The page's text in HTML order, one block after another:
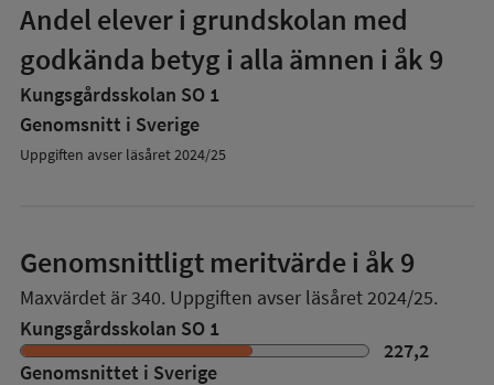
Andel elever i grundskolan med
godkända betyg i alla ämnen i åk 9
Kungsgårdsskolan SO 1
Genomsnitt i Sverige
Uppgiften avser läsåret 2024/25
Genomsnittligt meritvärde i åk 9
Maxvärdet är 340. Uppgiften avser läsåret 2024/25.
Kungsgårdsskolan SO 1
227,2
Genomsnittet i Sverige